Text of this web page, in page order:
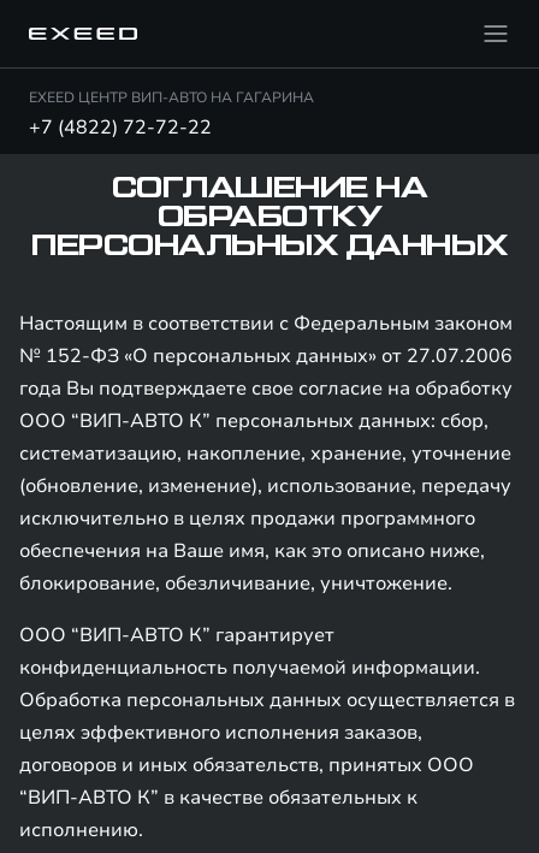
EXEED ЦЕНТР ВИП-АВТО НА ГАГАРИНА
+7 (4822) 72-72-22
СОГЛАШЕНИЕ НА
ОБРАБОТКУ
ПЕРСОНАЛЬНЫХ ДАННЫХ
Настоящим в соответствии с Федеральным законом
№ 152-ФЗ «О персональных данных» от 27.07.2006
года Вы подтверждаете свое согласие на обработку
ООО “ВИП-АВТО К” персональных данных: сбор,
систематизацию, накопление, хранение, уточнение
(обновление, изменение), использование, передачу
исключительно в целях продажи программного
обеспечения на Ваше имя, как это описано ниже,
блокирование, обезличивание, уничтожение.
ООО “ВИП-АВТО К” гарантирует
конфиденциальность получаемой информации.
Обработка персональных данных осуществляется в
целях эффективного исполнения заказов,
договоров и иных обязательств, принятых ООО
“ВИП-АВТО К” в качестве обязательных к
исполнению.